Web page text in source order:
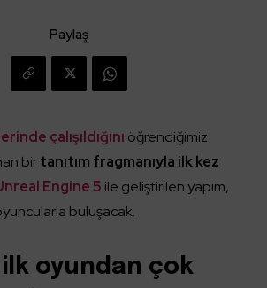
Paylaş
çalışıldığını öğrendiğimiz
birtanıtım fragmanıyla ilk kez
Engine 5 ile geliştirilen yapım,
buluşacak.
ilk oyundan çok